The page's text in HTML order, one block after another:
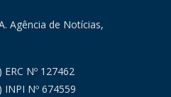
Agência de Notícias,
Nº 127462
Nº 674559